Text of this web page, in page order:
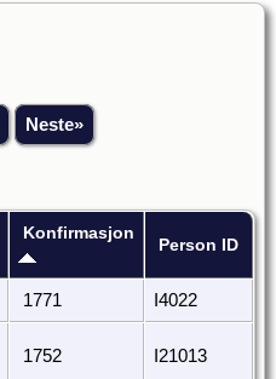
Neste»
Konfirmasjon
Person ID
1771 I4022
1752 I21013